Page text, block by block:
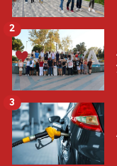
2
3